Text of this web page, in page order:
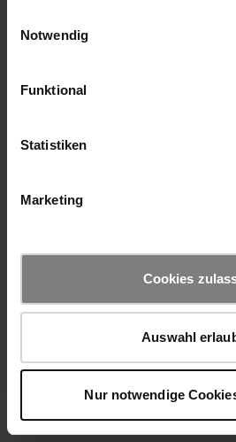
Notwendig
Funktional
Statistiken
Marketing
Cookies
Auswahl
Nur notwendige